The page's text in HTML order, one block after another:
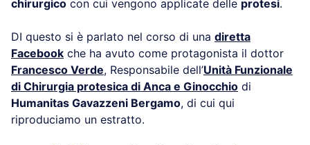
chirurgico con cui vengono applicate delle protesi.
DI questo si è parlato nel corso di una diretta
Facebook che ha avuto come protagonista il dottor
Francesco Verde, Responsabile dell’Unità Funzionale
di Chirurgia protesica di Anca e Ginocchio di
Humanitas Gavazzeni Bergamo, di cui qui
riproduciamo un estratto.